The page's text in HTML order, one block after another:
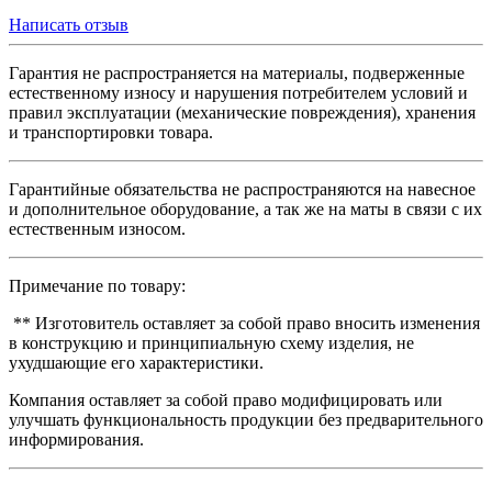
Написать отзыв
Гарантия не распространяется на материалы, подверженные
естественному износу и нарушения потребителем условий и
правил эксплуатации (механические повреждения), хранения
и транспортировки товара.
Гарантийные обязательства не распространяются на навесное
и дополнительное оборудование, а так же на маты в связи с их
естественным износом.
Примечание по товару:
** Изготовитель оставляет за собой право вносить изменения
в конструкцию и принципиальную схему изделия, не
ухудшающие его характеристики.
Компания оставляет за собой право модифицировать или
улучшать функциональность продукции без предварительного
информирования.